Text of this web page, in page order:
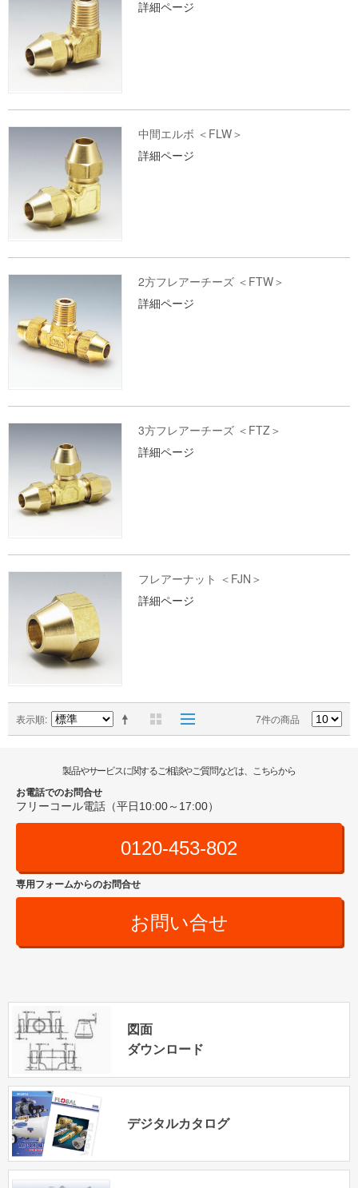
詳細ページ
中間エルボ ＜FLW＞
詳細ページ
2方フレアーチーズ ＜FTW＞
詳細ページ
3方フレアーチーズ ＜FTZ＞
詳細ページ
フレアーナット ＜FJN＞
詳細ページ
表示順 7件の商品
製品やサービスに関するご相談やご質問などは、こちらから
お電話でのお問合せ
フリーコール電話（平日10:00～17:00）
0120-453-802
専用フォームからのお問合せ
お問い合せ
図面
ダウンロード
デジタルカタログ